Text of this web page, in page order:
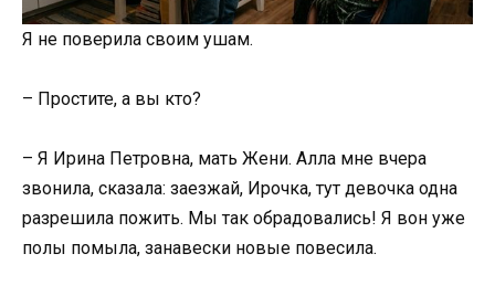
Я не поверила своим ушам.
– Простите, а вы кто?
– Я Ирина Петровна, мать Жени. Алла мне вчера
звонила, сказала: заезжай, Ирочка, тут девочка одна
разрешила пожить. Мы так обрадовались! Я вон уже
полы помыла, занавески новые повесила.